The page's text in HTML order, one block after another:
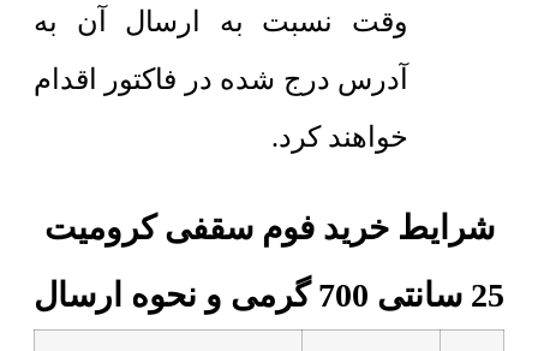
وقت نسبت به ارسال آن به
آدرس درج شده در فاکتور اقدام
خواهند کرد.
شرایط خرید فوم سقفی کرومیت
25 سانتی 700 گرمی و نحوه ارسال